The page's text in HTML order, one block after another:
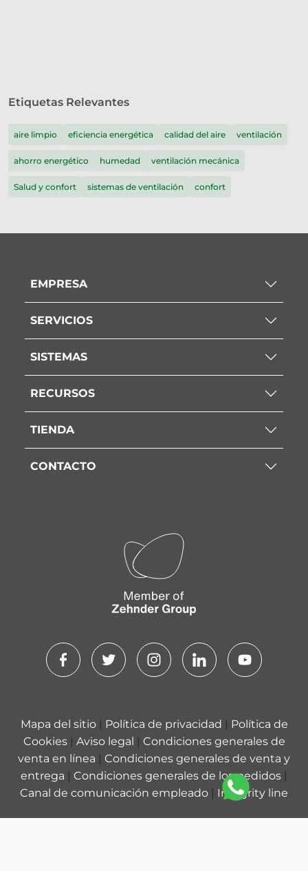
Etiquetas Relevantes
aire limpio eficiencia energética calidad del aire ventilación
ahorro energético humedad ventilación mecánica
Salud y confort sistemas de ventilación confort
EMPRESA
SERVICIOS
SISTEMAS
RECURSOS
TIENDA
CONTACTO
Mapa del sitio | Política de privacidad | Política de
Cookies | Aviso legal | Condiciones generales de
venta en línea | Condiciones generales de venta y
entrega | Condiciones generales de los pedidos |
Canal de comunicación empleado | Integrity line